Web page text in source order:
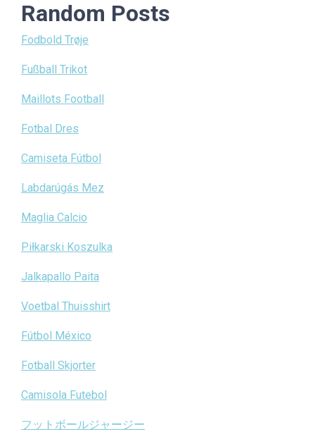
Post
Random Posts
Fodbold Trøje
Fußball Trikot
Maillots Football
Fotbal Dres
Camiseta Fútbol
Labdarúgás Mez
Maglia Calcio
Piłkarski Koszulka
Jalkapallo Paita
Voetbal Thuisshirt
Fútbol México
Fotball Skjorter
Camisola Futebol
フットボールジャージー